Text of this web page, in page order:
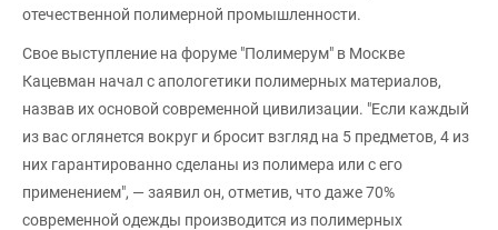
отечественной полимерной промышленности.
Свое выступление на форуме "Полимерум" в Москве
Кацевман начал с апологетики полимерных материалов,
назвав их основой современной цивилизации. "Если каждый
из вас оглянется вокруг и бросит взгляд на 5 предметов, 4 из
них гарантированно сделаны из полимера или с его
применением", — заявил он, отметив, что даже 70%
современной одежды производится из полимерных